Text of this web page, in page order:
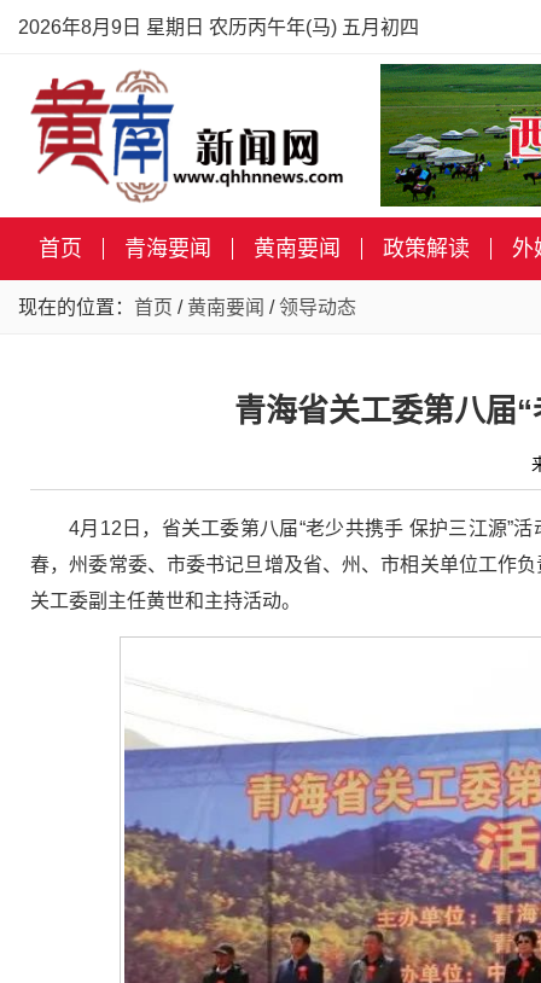
2026年8月9日 星期日 农历丙午年(马) 五月初四
首页 青海要闻 黄南要闻 政策解读 外
现在的位置： 首页 / 黄南要闻 /领导动态
青海省关工委第八届
4月12日，省关工委第八届“老少共携手 保护三江源”
春，州委常委、市委书记旦增及省、州、市相关单位工作
关工委副主任黄世和主持活动。